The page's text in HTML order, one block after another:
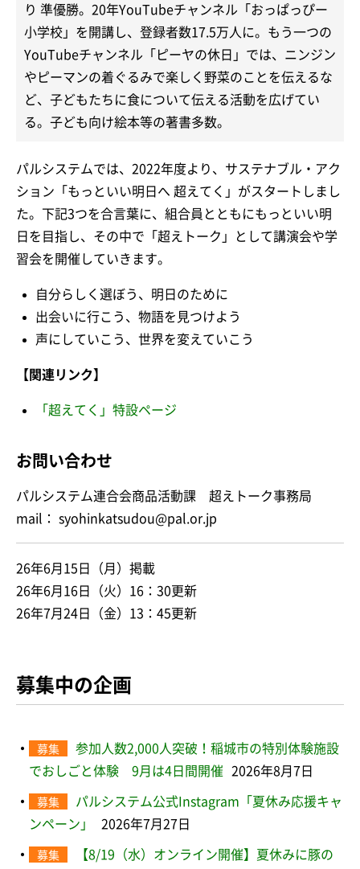
り 準優勝。20年YouTubeチャンネル「おっぱっぴー
小学校」を開講し、登録者数17.5万人に。もう一つの
YouTubeチャンネル「ピーヤの休日」では、ニンジン
やピーマンの着ぐるみで楽しく野菜のことを伝えるな
ど、子どもたちに食について伝える活動を広げてい
る。子ども向け絵本等の著書多数。
パルシステムでは、2022年度より、サステナブル・アク
ション「もっといい明日へ 超えてく」がスタートしまし
た。下記3つを合言葉に、組合員とともにもっといい明
日を目指し、その中で「超えトーク」として講演会や学
習会を開催していきます。
自分らしく選ぼう、明日のために
出会いに行こう、物語を見つけよう
声にしていこう、世界を変えていこう
【関連リンク】
「超えてく」特設ページ
お問い合わせ
パルシステム連合会商品活動課 超えトーク事務局
mail： syohinkatsudou@pal.or.jp
26年6月15日（月）掲載
26年6月16日（火）16：30更新
26年7月24日（金）13：45更新
募集中の企画
募集
参加人数2,000人突破！稲城市の特別体験施設
でおしごと体験 9月は4日間開催
2026年8月7日
募集
パルシステム公式Instagram「夏休み応援キャ
ンペーン」
2026年7月27日
募集
【8/19（水）オンライン開催】夏休みに豚の